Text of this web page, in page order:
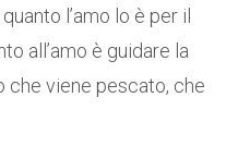
l’amo lo è per il
all’amo è guidare la
che viene pescato, che